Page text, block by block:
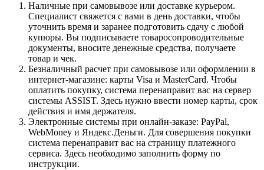
Наличные при самовывозе или доставке курьером.
Специалист свяжется с вами в день доставки, чтобы
уточнить время и заранее подготовить сдачу с любой
купюры. Вы подписываете товаросопроводительные
документы, вносите денежные средства, получаете
товар и чек.
Безналичный расчет при самовывозе или оформлении в
интернет-магазине: карты Visa и MasterCard. Чтобы
оплатить покупку, система перенаправит вас на сервер
системы ASSIST. Здесь нужно ввести номер карты, срок
действия и имя держателя.
Электронные системы при онлайн-заказе: PayPal,
WebMoney и Яндекс.Деньги. Для совершения покупки
система перенаправит вас на страницу платежного
сервиса. Здесь необходимо заполнить форму по
инструкции.